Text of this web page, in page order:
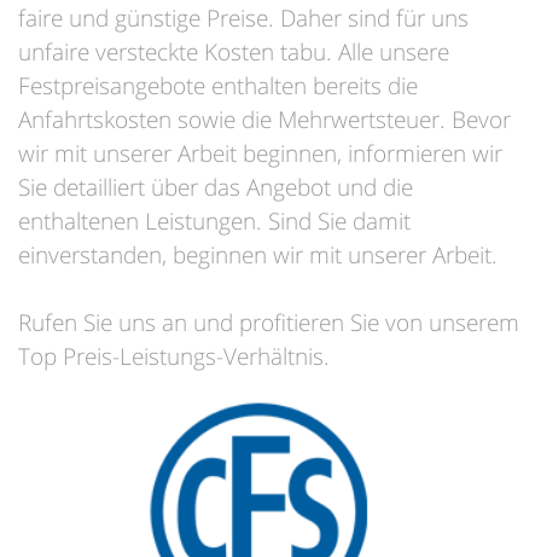
faire und günstige Preise. Daher sind für uns
unfaire versteckte Kosten tabu. Alle unsere
Festpreisangebote enthalten bereits die
Anfahrtskosten sowie die Mehrwertsteuer. Bevor
wir mit unserer Arbeit beginnen, informieren wir
Sie detailliert über das Angebot und die
enthaltenen Leistungen. Sind Sie damit
einverstanden, beginnen wir mit unserer Arbeit.
Rufen Sie uns an und profitieren Sie von unserem
Top Preis-Leistungs-Verhältnis.